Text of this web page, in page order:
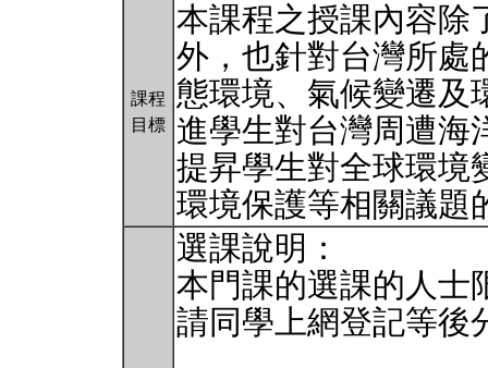
課程
目標
本課程之授課內容除
外，也針對台灣所處
態環境、氣候變遷及
進學生對台灣周遭海
提昇學生對全球環境
環境保護等相關議
選課說明：
本門課的選課的人士
請同學上網登記等後